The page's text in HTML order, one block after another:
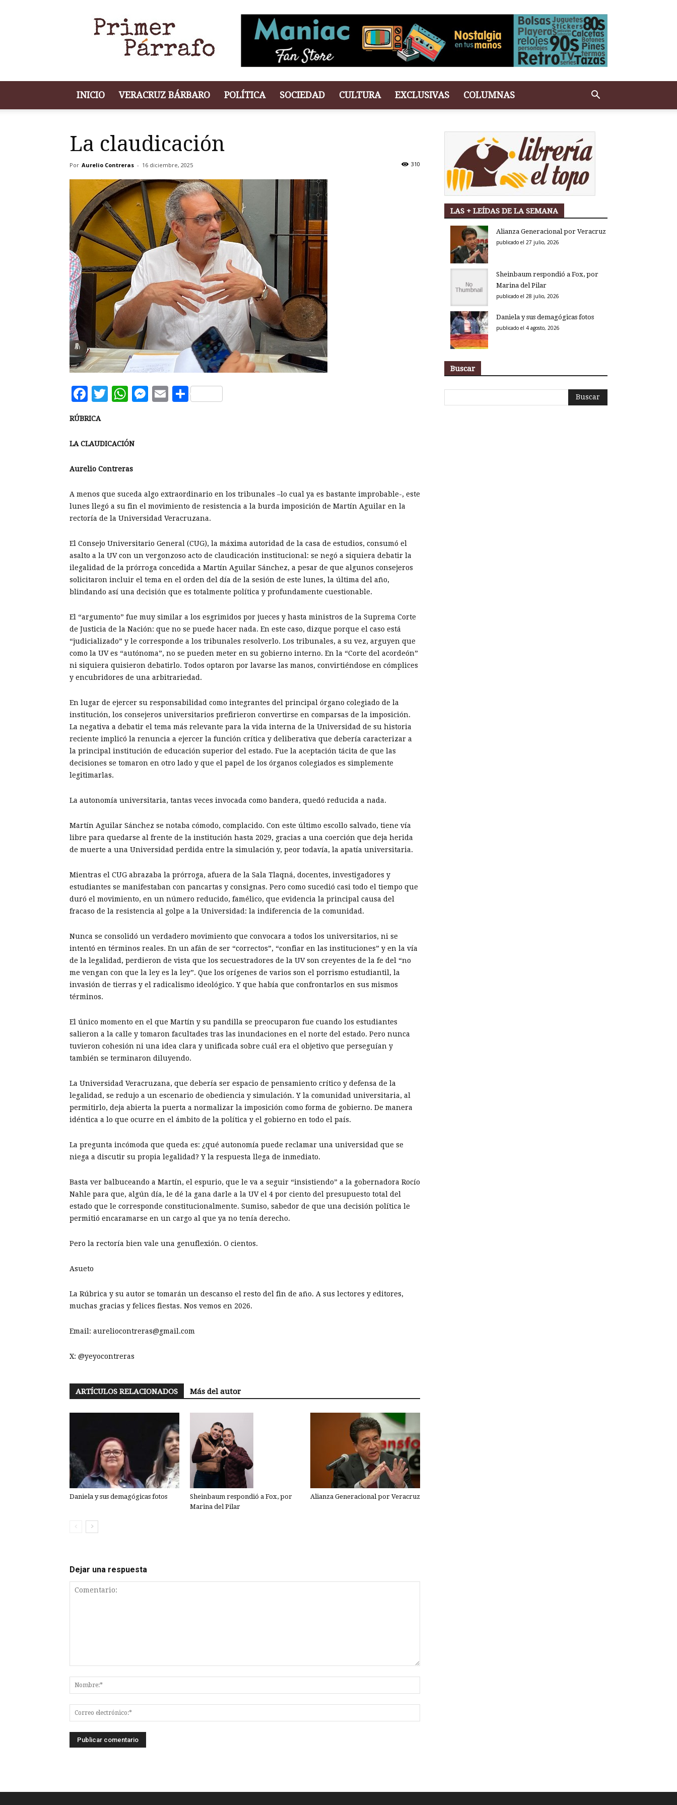
de
Primer
INICIO VERACRUZ BÁRBARO POLÍTICA SOCIEDAD CULTURA EXCLUSIVAS COLUMNAS
La claudicación
Por Aurelio Contreras - 16 diciembre, 2025 310
Facebook
Twitter
WhatsApp
Messenger
EmailCompartir
RÚBRICA
LA CLAUDICACIÓN
Aurelio Contreras
A menos que suceda algo extraordinario en los tribunales –lo cual ya es bastante improbable-, este
lunes llegó a su fin el movimiento de resistencia a la burda imposición de Martín Aguilar en la
rectoría de la Universidad Veracruzana.
El Consejo Universitario General (CUG), la máxima autoridad de la casa de estudios, consumó el
asalto a la UV con un vergonzoso acto de claudicación institucional: se negó a siquiera debatir la
ilegalidad de la prórroga concedida a Martín Aguilar Sánchez, a pesar de que algunos consejeros
solicitaron incluir el tema en el orden del día de la sesión de este lunes, la última del año,
blindando así una decisión que es totalmente política y profundamente cuestionable.
El “argumento” fue muy similar a los esgrimidos por jueces y hasta ministros de la Suprema Corte
de Justicia de la Nación: que no se puede hacer nada. En este caso, dizque porque el caso está
“judicializado” y le corresponde a los tribunales resolverlo. Los tribunales, a su vez, arguyen que
como la UV es “autónoma”, no se pueden meter en su gobierno interno. En la “Corte del acordeón”
ni siquiera quisieron debatirlo. Todos optaron por lavarse las manos, convirtiéndose en cómplices
y encubridores de una arbitrariedad.
En lugar de ejercer su responsabilidad como integrantes del principal órgano colegiado de la
institución, los consejeros universitarios prefirieron convertirse en comparsas de la imposición.
La negativa a debatir el tema más relevante para la vida interna de la Universidad de su historia
reciente implicó la renuncia a ejercer la función crítica y deliberativa que debería caracterizar a
la principal institución de educación superior del estado. Fue la aceptación tácita de que las
decisiones se tomaron en otro lado y que el papel de los órganos colegiados es simplemente
legitimarlas.
La autonomía universitaria, tantas veces invocada como bandera, quedó reducida a nada.
Martín Aguilar Sánchez se notaba cómodo, complacido. Con este último escollo salvado, tiene vía
libre para quedarse al frente de la institución hasta 2029, gracias a una coerción que deja herida
de muerte a una Universidad perdida entre la simulación y, peor todavía, la apatía universitaria.
Mientras el CUG abrazaba la prórroga, afuera de la Sala Tlaqná, docentes, investigadores y
estudiantes se manifestaban con pancartas y consignas. Pero como sucedió casi todo el tiempo que
duró el movimiento, en un número reducido, famélico, que evidencia la principal causa del
fracaso de la resistencia al golpe a la Universidad: la indiferencia de la comunidad.
Nunca se consolidó un verdadero movimiento que convocara a todos los universitarios, ni se
intentó en términos reales. En un afán de ser “correctos”, “confiar en las instituciones” y en la vía
de la legalidad, perdieron de vista que los secuestradores de la UV son creyentes de la fe del “no
me vengan con que la ley es la ley”. Que los orígenes de varios son el porrismo estudiantil, la
invasión de tierras y el radicalismo ideológico. Y que había que confrontarlos en sus mismos
términos.
El único momento en el que Martín y su pandilla se preocuparon fue cuando los estudiantes
salieron a la calle y tomaron facultades tras las inundaciones en el norte del estado. Pero nunca
tuvieron cohesión ni una idea clara y unificada sobre cuál era el objetivo que perseguían y
también se terminaron diluyendo.
La Universidad Veracruzana, que debería ser espacio de pensamiento crítico y defensa de la
legalidad, se redujo a un escenario de obediencia y simulación. Y la comunidad universitaria, al
permitirlo, deja abierta la puerta a normalizar la imposición como forma de gobierno. De manera
idéntica a lo que ocurre en el ámbito de la política y el gobierno en todo el país.
La pregunta incómoda que queda es: ¿qué autonomía puede reclamar una universidad que se
niega a discutir su propia legalidad? Y la respuesta llega de inmediato.
Basta ver balbuceando a Martín, el espurio, que le va a seguir “insistiendo” a la gobernadora Rocío
Nahle para que, algún día, le dé la gana darle a la UV el 4 por ciento del presupuesto total del
estado que le corresponde constitucionalmente. Sumiso, sabedor de que una decisión política le
permitió encaramarse en un cargo al que ya no tenía derecho.
Pero la rectoría bien vale una genuflexión. O cientos.
Asueto
La Rúbrica y su autor se tomarán un descanso el resto del fin de año. A sus lectores y editores,
muchas gracias y felices fiestas. Nos vemos en 2026.
Email: aureliocontreras@gmail.com
X: @yeyocontreras
ARTÍCULOS RELACIONADOS Más del autor
Daniela y sus demagógicas fotos
Sheinbaum respondió a Fox, por
Marina del Pilar
Alianza Generacional por Veracruz
Dejar una respuesta
LAS + LEÍDAS DE LA SEMANA
Alianza Generacional por Veracruz
publicado el 27 julio, 2026
Sheinbaum respondió a Fox, por
Marina del Pilar
publicado el 28 julio, 2026
Daniela y sus demagógicas fotos
publicado el 4 agosto, 2026
Buscar